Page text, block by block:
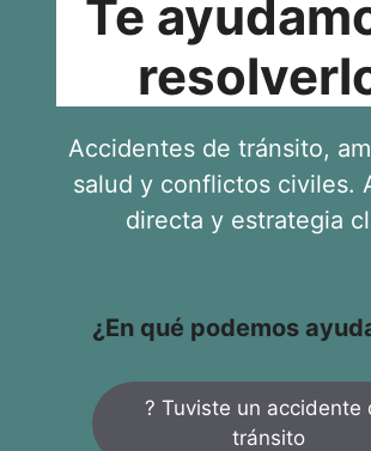
Te
Accidentes de tránsito,
salud y conflictos civiles.
directa y estrategia
¿En qué podemos
? Tuviste un accidente
tránsito